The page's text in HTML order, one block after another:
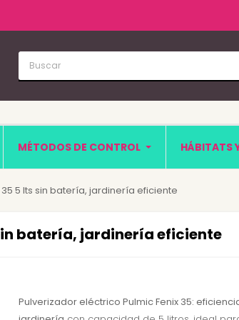
MÉTODOS DE CONTROL HÁBITATS
5 lts sin batería, jardinería eficiente
batería, jardinería eficiente
Pulverizador eléctrico Pulmic Fenix 35: